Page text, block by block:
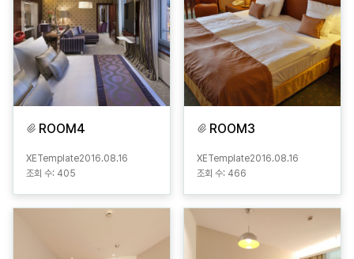
ROOM4
XETemplate2016.08.16
조회 수: 405
ROOM3
XETemplate2016.08.16
조회 수: 466